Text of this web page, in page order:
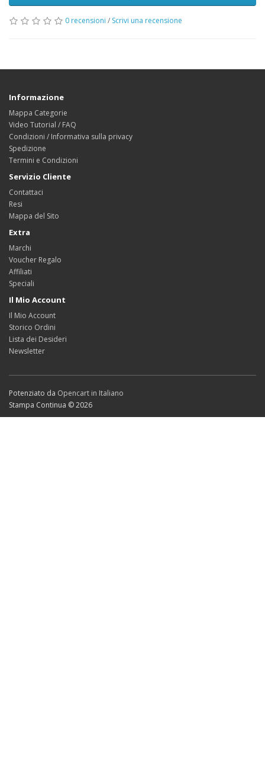
0 recensioni / Scrivi una recensione
Informazione
Mappa Categorie
Video Tutorial / FAQ
Condizioni / Informativa sulla privacy
Spedizione
Termini e Condizioni
Servizio Cliente
Contattaci
Resi
Mappa del Sito
Extra
Marchi
Voucher Regalo
Affiliati
Speciali
Il Mio Account
Il Mio Account
Storico Ordini
Lista dei Desideri
Newsletter
Potenziato da Opencart in Italiano
Stampa Continua © 2026